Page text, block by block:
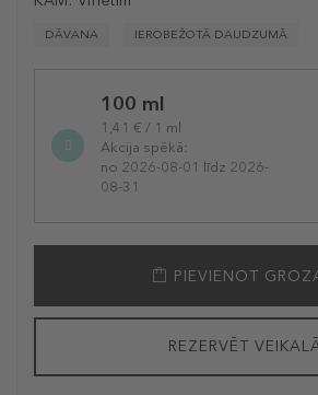
DĀVANA IEROBEŽOTĀ DAUDZUMĀ
variation100 ml
1,41 € / 1 ml
Akcija spēkā:
no 2026-08-01 līdz 2026-
08-31
PIEVIENOT
REZERVĒT